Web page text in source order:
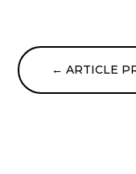
←ARTICLE